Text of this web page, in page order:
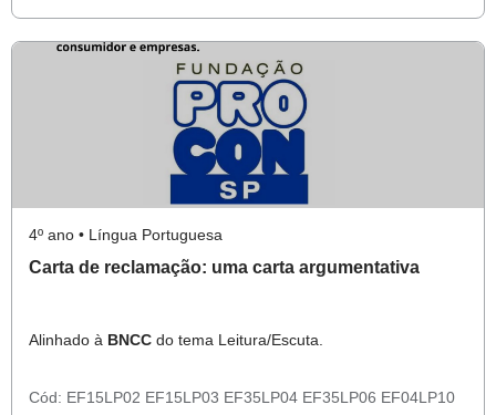
4º ano • Língua Portuguesa
Carta de reclamação: uma carta argumentativa
Alinhado à BNCC do tema Leitura/Escuta.
Cód: EF15LP02 EF15LP03 EF35LP04 EF35LP06 EF04LP10